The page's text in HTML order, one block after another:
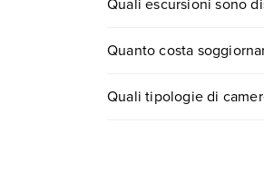
0721.17231 o
Quanto costa
partire.
Quali tipologie di